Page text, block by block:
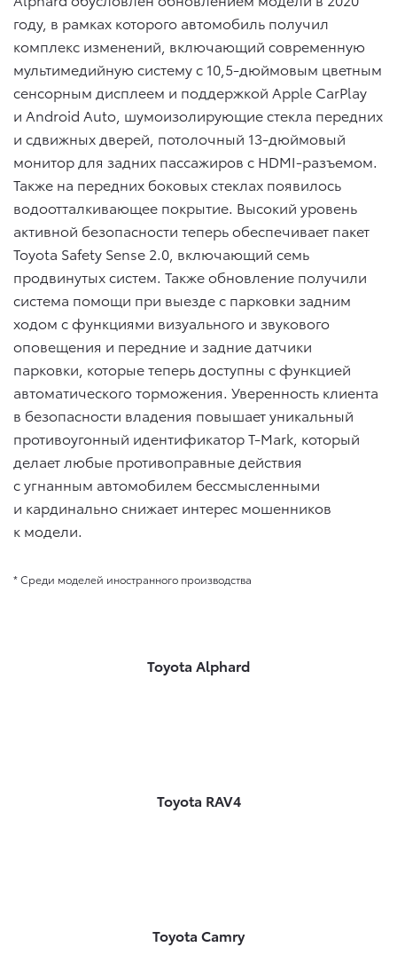
году, в рамках которого автомобиль получил
комплекс изменений, включающий современную
мультимедийную систему с 10,5-дюймовым цветным
сенсорным дисплеем и поддержкой Apple CarPlay
и Android Auto, шумоизолирующие стекла передних
и сдвижных дверей, потолочный 13-дюймовый
монитор для задних пассажиров с HDMI-разъемом.
Также на передних боковых стеклах появилось
водоотталкивающее покрытие. Высокий уровень
активной безопасности теперь обеспечивает пакет
Toyota Safety Sense 2.0, включающий семь
продвинутых систем. Также обновление получили
система помощи при выезде с парковки задним
ходом с функциями визуального и звукового
оповещения и передние и задние датчики
парковки, которые теперь доступны с функцией
автоматического торможения. Уверенность клиента
в безопасности владения повышает уникальный
противоугонный идентификатор T-Mark, который
делает любые противоправные действия
с угнанным автомобилем бессмысленными
и кардинально снижает интерес мошенников
к модели.
* Среди моделей иностранного производства
Toyota Alphard
Toyota RAV4
Toyota Camry